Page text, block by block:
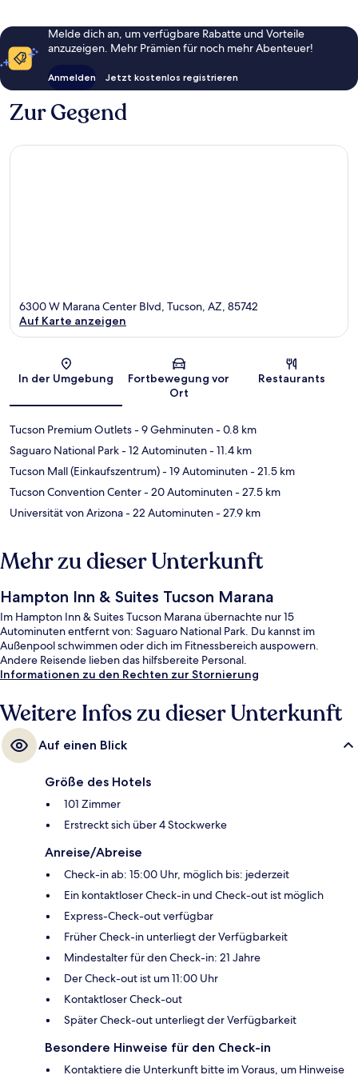
Melde dich an, um verfügbare Rabatte und Vorteile
anzuzeigen. Mehr Prämien für noch mehr Abenteuer!
Anmelden Jetzt kostenlos registrieren
Zur Gegend
Karte
6300 W Marana Center Blvd, Tucson, AZ, 85742
Auf Karte anzeigen
In der Umgebung
Fortbewegung vor
Ort
Restaurants
Tucson Premium Outlets- 9 Gehminuten- 0.8 km
Saguaro National Park- 12 Autominuten- 11.4 km
Tucson Mall (Einkaufszentrum)- 19 Autominuten- 21.5 km
Tucson Convention Center- 20 Autominuten- 27.5 km
Universität von Arizona- 22 Autominuten- 27.9 km
Mehr zu dieser Unterkunft
Hampton Inn & Suites Tucson Marana
Im Hampton Inn & Suites Tucson Marana übernachte nur 15
Autominuten entfernt von: Saguaro National Park. Du kannst im
Außenpool schwimmen oder dich im Fitnessbereich auspowern.
Andere Reisende lieben das hilfsbereite Personal.
Informationen zu den Rechten zur Stornierung
Weitere Infos zu dieser Unterkunft
Auf einen Blick
Größe des Hotels
101 Zimmer
Erstreckt sich über 4 Stockwerke
Anreise/Abreise
Check-in ab: 15:00 Uhr, möglich bis: jederzeit
Ein kontaktloser Check-in und Check-out ist möglich
Express-Check-out verfügbar
Früher Check-in unterliegt der Verfügbarkeit
Mindestalter für den Check-in: 21 Jahre
Der Check-out ist um 11:00 Uhr
Kontaktloser Check-out
Später Check-out unterliegt der Verfügbarkeit
Besondere Hinweise für den Check-in
Kontaktiere die Unterkunft bitte im Voraus, um Hinweise